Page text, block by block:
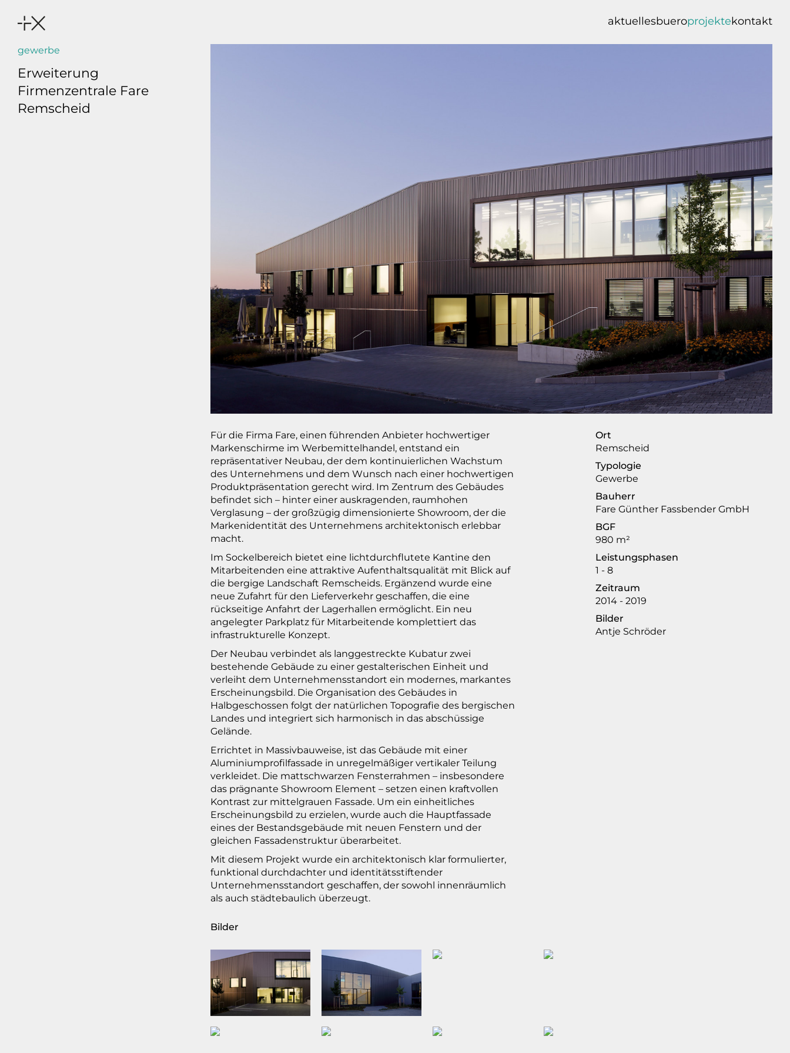
aktuellesbueroprojektekontakt
gewerbe
Erweiterung
Firmenzentrale Fare
Remscheid
Für die Firma Fare, einen führenden Anbieter hochwertiger
Markenschirme im Werbemittelhandel, entstand ein
repräsentativer Neubau, der dem kontinuierlichen Wachstum
des Unternehmens und dem Wunsch nach einer hochwertigen
Produktpräsentation gerecht wird. Im Zentrum des Gebäudes
befindet sich – hinter einer auskragenden, raumhohen
Verglasung – der großzügig dimensionierte Showroom, der die
Markenidentität des Unternehmens architektonisch erlebbar
macht.
Im Sockelbereich bietet eine lichtdurchflutete Kantine den
Mitarbeitenden eine attraktive Aufenthaltsqualität mit Blick auf
die bergige Landschaft Remscheids. Ergänzend wurde eine
neue Zufahrt für den Lieferverkehr geschaffen, die eine
rückseitige Anfahrt der Lagerhallen ermöglicht. Ein neu
angelegter Parkplatz für Mitarbeitende komplettiert das
infrastrukturelle Konzept.
Der Neubau verbindet als langgestreckte Kubatur zwei
bestehende Gebäude zu einer gestalterischen Einheit und
verleiht dem Unternehmensstandort ein modernes, markantes
Erscheinungsbild. Die Organisation des Gebäudes in
Halbgeschossen folgt der natürlichen Topografie des bergischen
Landes und integriert sich harmonisch in das abschüssige
Gelände.
Errichtet in Massivbauweise, ist das Gebäude mit einer
Aluminiumprofilfassade in unregelmäßiger vertikaler Teilung
verkleidet. Die mattschwarzen Fensterrahmen – insbesondere
das prägnante Showroom Element – setzen einen kraftvollen
Kontrast zur mittelgrauen Fassade. Um ein einheitliches
Erscheinungsbild zu erzielen, wurde auch die Hauptfassade
eines der Bestandsgebäude mit neuen Fenstern und der
gleichen Fassadenstruktur überarbeitet.
Mit diesem Projekt wurde ein architektonisch klar formulierter,
funktional durchdachter und identitätsstiftender
Unternehmensstandort geschaffen, der sowohl innenräumlich
als auch städtebaulich überzeugt.
Ort
Remscheid
Typologie
Gewerbe
Bauherr
Fare Günther Fassbender GmbH
BGF
980 m²
Leistungsphasen
1 - 8
Zeitraum
2014 - 2019
Bilder
Antje Schröder
Bilder